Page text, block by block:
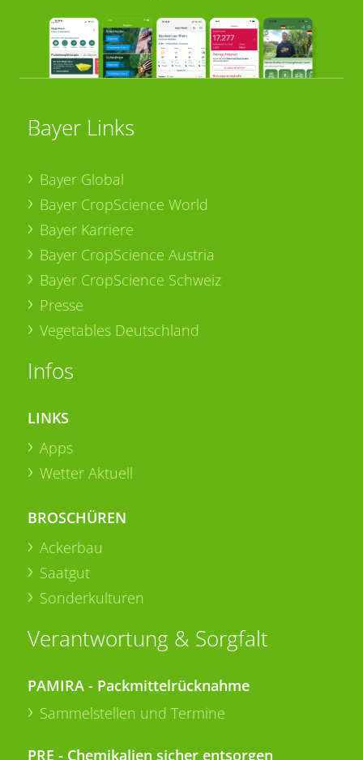
Bayer Links
Bayer Global
Bayer CropScience World
Bayer Karriere
Bayer CropScience Austria
Bayer CropScience Schweiz
Presse
Vegetables Deutschland
Infos
LINKS
Apps
Wetter Aktuell
BROSCHÜREN
Ackerbau
Saatgut
Sonderkulturen
Verantwortung & Sorgfalt
PAMIRA - Packmittelrücknahme
Sammelstellen und Termine
PRE - Chemikalien sicher entsorgen